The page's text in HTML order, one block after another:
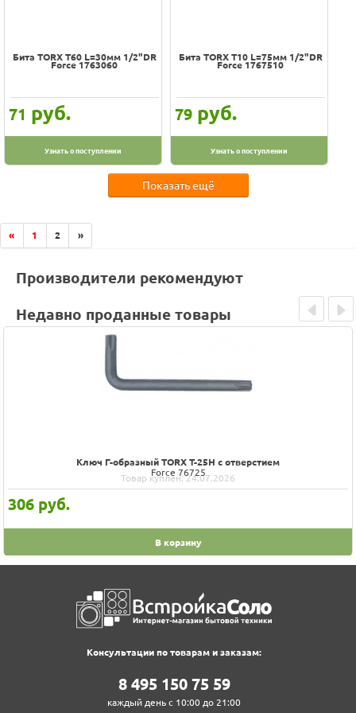
Бита TORX Т60 L=30мм 1/2"DR
Force 1763060
71 руб.
Узнать о поступлении
Бита TORX Т10 L=75мм 1/2"DR
Force 1767510
79 руб.
Узнать о поступлении
Показать ещё
« 1 2 »
Производители рекомендуют
Недавно проданные товары
Ключ Г-образный TORX T-27H с отверстием
Force 76727
Товар куплен: 24.07.2026
306 руб.
В корзину
Prev Next
Консультации по товарам и заказам:
8‍ 4‍9‍5‍ 1‍5‍0‍ 7‍5‍ 5‍9‍
каждый день с 10:00 до 21:00